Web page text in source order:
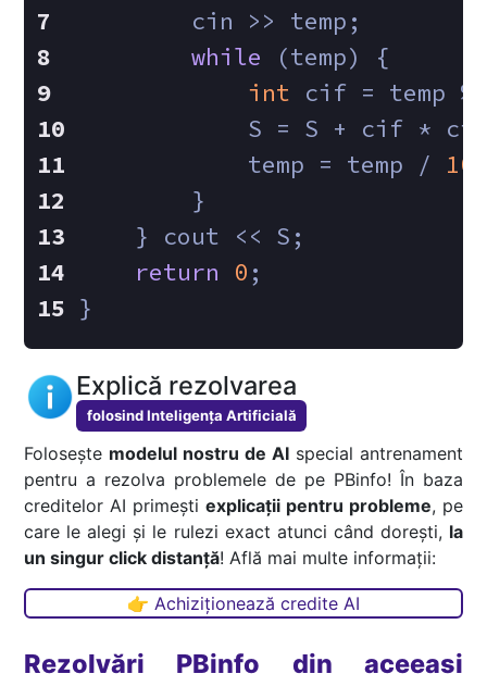
        cin >> temp;
while (temp) {
int cif = temp
S = S + cif *
            temp = temp /
10
        }
    } cout << S;
return
0 ;
}
Explică rezolvarea
folosind Inteligența Artificială
Folosește modelul nostru de AIspecial antrenament
pentru a rezolva problemele de pe PBinfo! În baza
creditelor AI primești explicații pentru probleme, pe
care le alegi și le rulezi exact atunci când dorești, la
un singur click distanță! Află mai multe informații:
👉 Achiziționează credite AI
Rezolvări PBinfo din aceeași